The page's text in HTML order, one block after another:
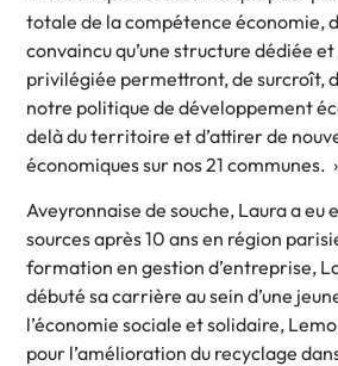
totale de la compétence économie,
convaincu qu’une structure dédiée
privilégiée permettront, de surcroît,
notre politique de développement
delà du territoire et d’attirer de
économiques sur nos 21 communes.
Aveyronnaise de souche, Laura a eu
sources après 10 ans en région
formation en gestion d’entreprise,
débuté sa carrière au sein d’une
l’économie sociale et solidaire,
pour l’amélioration du recyclage